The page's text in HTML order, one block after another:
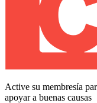
Active su membresía
apoyar a buenas causas